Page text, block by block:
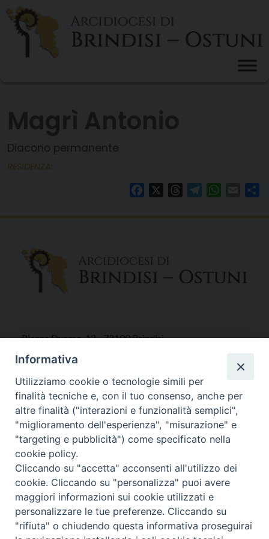
Skip
content
Diacono permanente
RESIDENZA:
FacebookThreadsTelegram Email
Piazza Duomo, 12 - 72100 Brindisi
Tel 0831.521958
Fax 0831.528315
Orari Curia
Mar. / Mer. / Giov. ore 9 - 13
nei mesi estivi solo Martedì ore 9 - 13
WebMail
Informativa
Utilizziamo cookie o tecnologie simili per
finalità tecniche e, con il tuo consenso, anche per
altre finalità ("interazioni e funzionalità semplici",
"miglioramento dell'esperienza", "misurazione" e
"targeting e pubblicità") come specificato nella
cookie policy.
Cliccando su "accetta" acconsenti all'utilizzo dei
cookie. Cliccando su "personalizza" puoi avere
maggiori informazioni sui cookie utilizzati e
personalizzare le tue preferenze. Cliccando su
"rifiuta" o chiudendo questa informativa proseguirai